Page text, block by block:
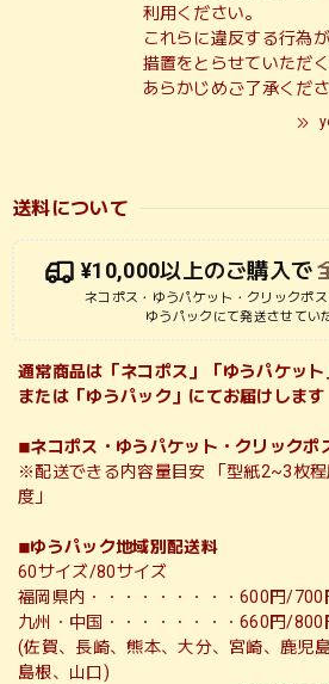
利用ください。
これらに違反する行為
措置をとらせていただ
あらかじめご了承くださ
送料について
¥10,000以上のご購入で
ネコポス・ゆうパケット・クリックポ
ゆうパックにて発送させてい
通常商品は「ネコポス」「ゆうパケット
または「ゆうパック」にてお届けします
◾︎ネコポス・ゆうパケット・クリックポ
※配送できる内容量目安 「型紙2~3枚
度」
◾︎ゆうパック地域別配送料
60サイズ/80サイズ
福岡県内・・・・・・・・・600円/700
九州・中国・・・・・・・・660円/800
(佐賀、長崎、熊本、大分、宮崎、鹿児
島根、山口)